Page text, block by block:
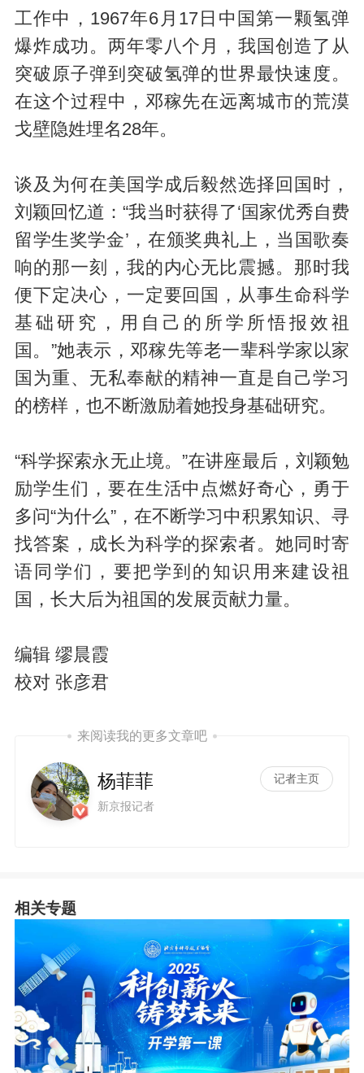
工作中，1967年6月17日中国第一颗氢弹
爆炸成功。两年零八个月，我国创造了从
突破原子弹到突破氢弹的世界最快速度。
在这个过程中，邓稼先在远离城市的荒漠
戈壁隐姓埋名28年。
谈及为何在美国学成后毅然选择回国时，
刘颖回忆道：“我当时获得了‘国家优秀自费
留学生奖学金’，在颁奖典礼上，当国歌奏
响的那一刻，我的内心无比震撼。那时我
便下定决心，一定要回国，从事生命科学
基础研究，用自己的所学所悟报效祖
国。”她表示，邓稼先等老一辈科学家以家
国为重、无私奉献的精神一直是自己学习
的榜样，也不断激励着她投身基础研究。
“科学探索永无止境。”在讲座最后，刘颖勉
励学生们，要在生活中点燃好奇心，勇于
多问“为什么”，在不断学习中积累知识、寻
找答案，成长为科学的探索者。她同时寄
语同学们，要把学到的知识用来建设祖
国，长大后为祖国的发展贡献力量。
编辑 缪晨霞
校对 张彦君
来阅读我的更多文章吧
杨菲菲
新京报记者
记者主页
相关专题